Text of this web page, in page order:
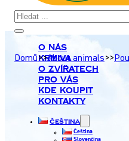
Hledat
Domů>>About animals>>
O nás
Krmiva
O zvířatech
Pro Vás
Kde koupit
Kontakty
Čeština
Čeština
Slovenčina